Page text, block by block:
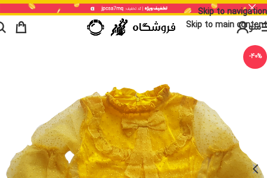
Skip to navigation
Skip to main content
منو
-40%